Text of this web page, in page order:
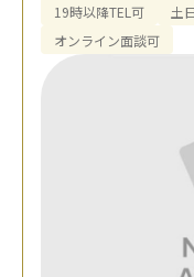
19時以降TEL可 土
オンライン面談可